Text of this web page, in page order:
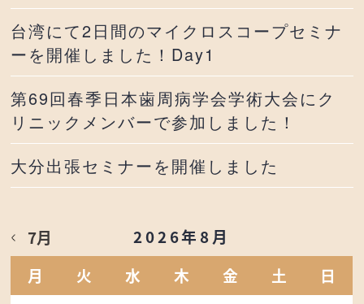
台湾にて2日間のマイクロスコープセミナ
ーを開催しました！Day1
第69回春季日本歯周病学会学術大会にク
リニックメンバーで参加しました！
大分出張セミナーを開催しました
2026年8月
月
火 水 木 金 土 日
7月